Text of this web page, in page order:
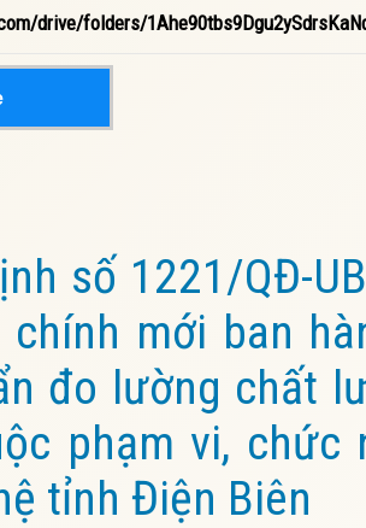
drive/folders/
số 1221/QĐ-
chính mới ban
đo lường chất
phạm vi, chức
tỉnh Điện Biên